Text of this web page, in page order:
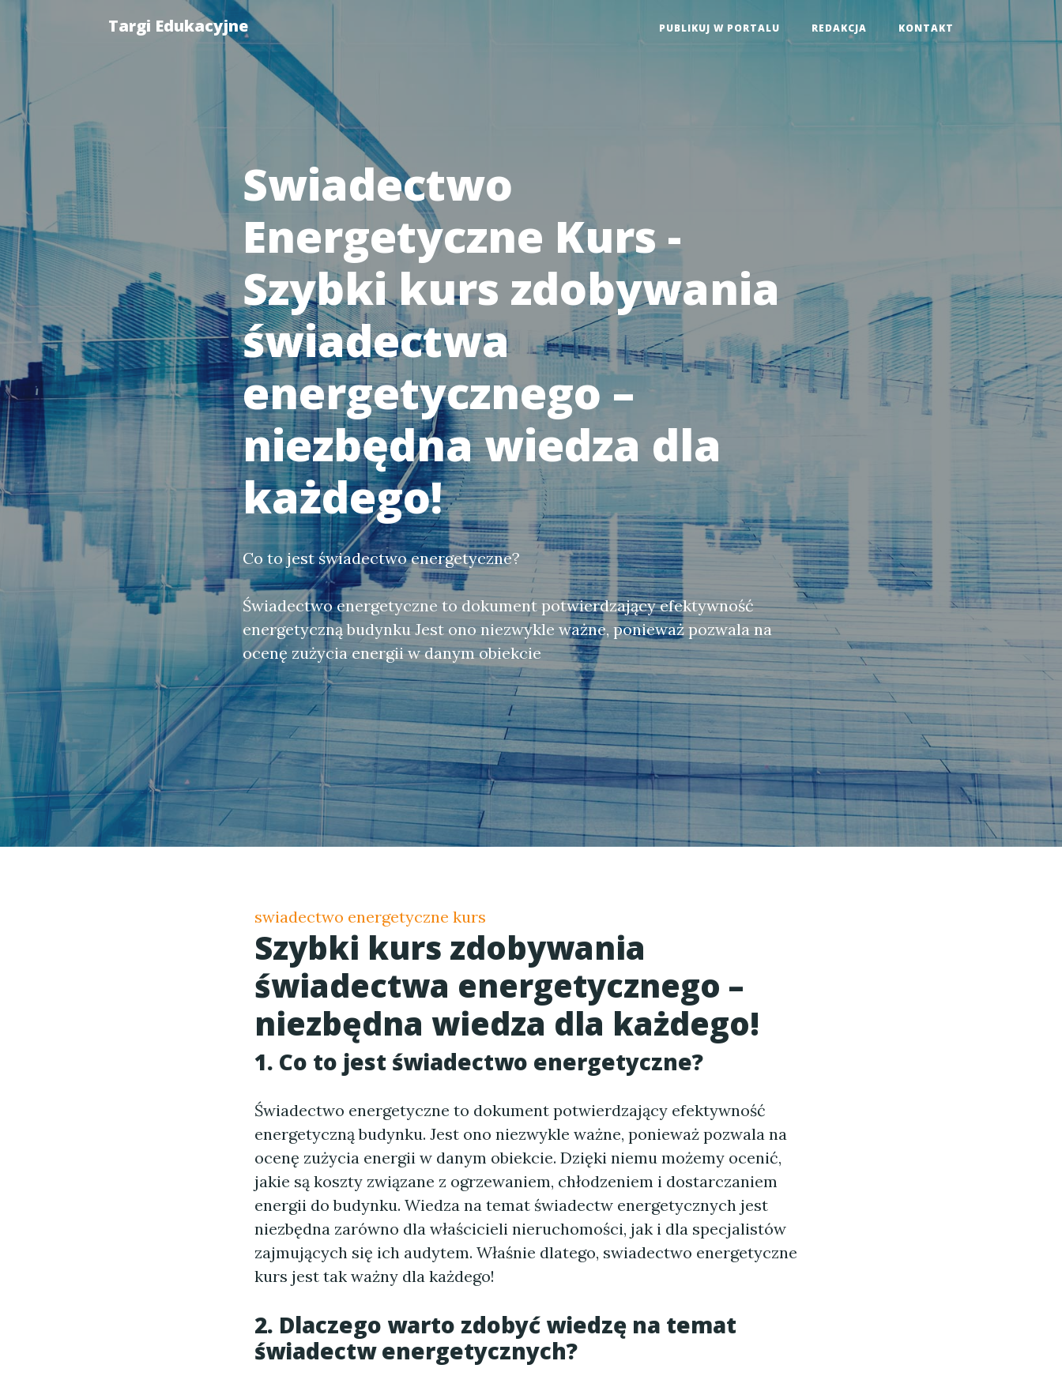
Targi Edukacyjne PUBLIKUJ W PORTALU REDAKCJA KONTAKT
Swiadectwo
Energetyczne Kurs -
Szybki kurs zdobywania
świadectwa
energetycznego –
niezbędna wiedza dla
każdego!
Co to jest świadectwo energetyczne?
Świadectwo energetyczne to dokument potwierdzający efektywność
energetyczną budynku Jest ono niezwykle ważne, ponieważ pozwala na
ocenę zużycia energii w danym obiekcie
swiadectwo energetyczne kurs
Szybki kurs zdobywania
świadectwa energetycznego –
niezbędna wiedza dla każdego!
1. Co to jest świadectwo energetyczne?
Świadectwo energetyczne to dokument potwierdzający efektywność
energetyczną budynku. Jest ono niezwykle ważne, ponieważ pozwala na
ocenę zużycia energii w danym obiekcie. Dzięki niemu możemy ocenić,
jakie są koszty związane z ogrzewaniem, chłodzeniem i dostarczaniem
energii do budynku. Wiedza na temat świadectw energetycznych jest
niezbędna zarówno dla właścicieli nieruchomości, jak i dla specjalistów
zajmujących się ich audytem. Właśnie dlatego, swiadectwo energetyczne
kurs jest tak ważny dla każdego!
2. Dlaczego warto zdobyć wiedzę na temat
świadectw energetycznych?